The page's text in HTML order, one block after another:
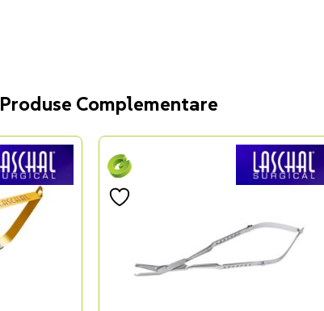
Produse Complementare